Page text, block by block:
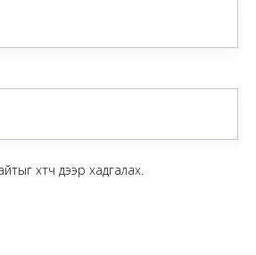
хөтөч дээр хадгалах.